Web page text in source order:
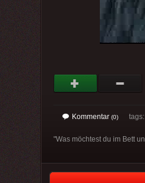
Kommentar (0) tags:
"Was möchtest du im Bett